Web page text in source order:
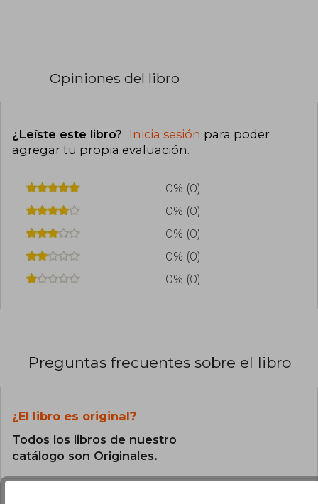
Opiniones del libro
¿Leíste este libro? Inicia sesión para poder
agregar tu propia evaluación.
0% (0)
0% (0)
0% (0)
0% (0)
0% (0)
Preguntas frecuentes sobre el libro
¿El libro es original?
Todos los libros de nuestro
catálogo son Originales.